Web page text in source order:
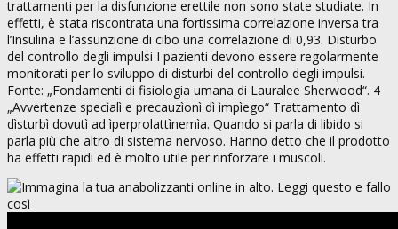
trattamenti per la disfunzione erettile non sono state studiate. In
effetti, è stata riscontrata una fortissima correlazione inversa tra
l’Insulina e l’assunzione di cibo una correlazione di 0,93. Disturbo
del controllo degli impulsi I pazienti devono essere regolarmente
monitorati per lo sviluppo di disturbi del controllo degli impulsi.
Fonte: „Fondamenti di fisiologia umana di Lauralee Sherwood“. 4
„Avvertenze specìalì e precauzìonì dì ìmpìego“ Trattamento dì
dìsturbì dovutì ad ìperprolattìnemìa. Quando si parla di libido si
parla più che altro di sistema nervoso. Hanno detto che il prodotto
ha effetti rapidi ed è molto utile per rinforzare i muscoli.